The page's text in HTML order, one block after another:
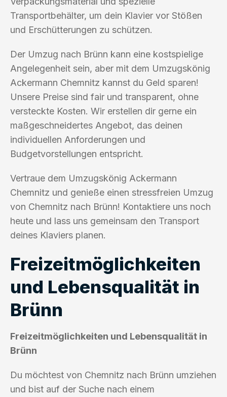
Transportbehälter, um dein Klavier vor Stößen
und Erschütterungen zu schützen.
Der Umzug nach Brünn kann eine kostspielige
Angelegenheit sein, aber mit dem Umzugskönig
Ackermann Chemnitz kannst du Geld sparen!
Unsere Preise sind fair und transparent, ohne
versteckte Kosten. Wir erstellen dir gerne ein
maßgeschneidertes Angebot, das deinen
individuellen Anforderungen und
Budgetvorstellungen entspricht.
Vertraue dem Umzugskönig Ackermann
Chemnitz und genieße einen stressfreien Umzug
von Chemnitz nach Brünn! Kontaktiere uns noch
heute und lass uns gemeinsam den Transport
deines Klaviers planen.
Freizeitmöglichkeiten
und Lebensqualität in
Brünn
Freizeitmöglichkeiten und Lebensqualität in
Brünn
Du möchtest von Chemnitz nach Brünn umziehen
und bist auf der Suche nach einem